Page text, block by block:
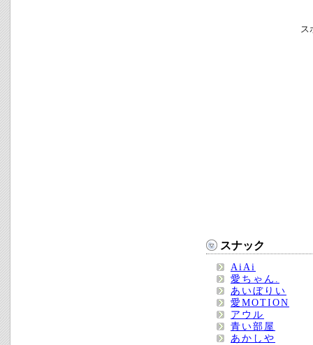
ス
スナック
AiAi
愛ちゃん.
あいぼりい
愛MOTION
アウル
青い部屋
あかしや